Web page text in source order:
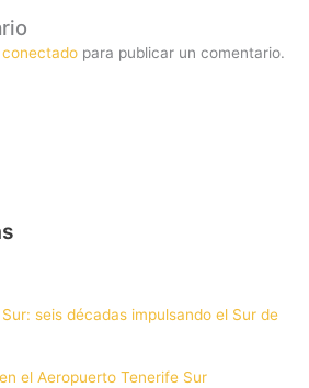
conectado para publicar un comentario.
seis décadas impulsando el Sur de
el Aeropuerto Tenerife Sur